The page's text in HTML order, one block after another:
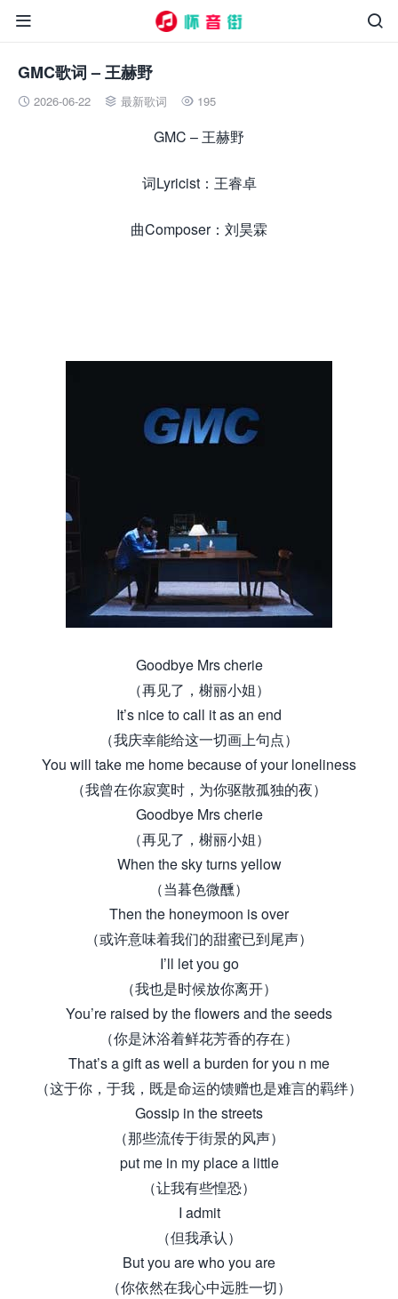


GMC歌词 – 王赫野
 2026-06-22  最新歌词  195
GMC – 王赫野
词Lyricist：王睿卓
曲Composer：刘昊霖
Goodbye Mrs cherie
（再见了，榭丽小姐）
It’s nice to call it as an end
（我庆幸能给这一切画上句点）
You will take me home because of your loneliness
（我曾在你寂寞时，为你驱散孤独的夜）
Goodbye Mrs cherie
（再见了，榭丽小姐）
When the sky turns yellow
（当暮色微醺）
Then the honeymoon is over
（或许意味着我们的甜蜜已到尾声）
I’ll let you go
（我也是时候放你离开）
You’re raised by the flowers and the seeds
（你是沐浴着鲜花芳香的存在）
That’s a gift as well a burden for you n me
（这于你，于我，既是命运的馈赠也是难言的羁绊）
Gossip in the streets
（那些流传于街景的风声）
put me in my place a little
（让我有些惶恐）
I admit
（但我承认）
But you are who you are
（你依然在我心中远胜一切）